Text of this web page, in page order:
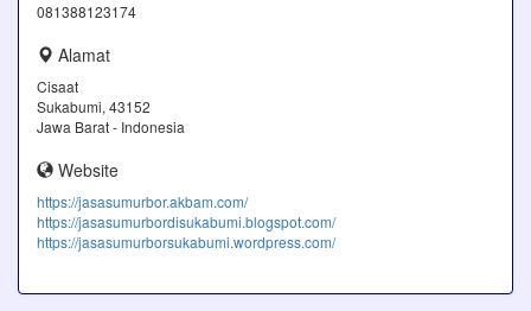
081388123174
Alamat
Cisaat
Sukabumi, 43152
Jawa Barat - Indonesia
Website
https://jasasumurbor.akbam.com/
https://jasasumurbordisukabumi.blogspot.com/
https://jasasumurborsukabumi.wordpress.com/